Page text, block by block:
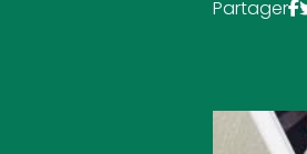
Partager